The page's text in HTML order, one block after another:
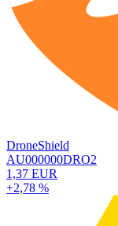
DroneShield
AU000000DRO2
1,37 EUR
+2,78 %